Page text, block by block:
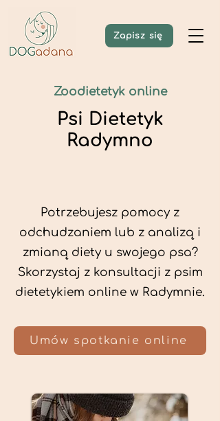
Zapisz się
Zoodietetyk online
Psi Dietetyk
Radymno
Potrzebujesz pomocy z
odchudzaniem lub z analizą i
zmianą diety u swojego psa?
Skorzystaj z konsultacji z psim
dietetykiem online w Radymnie.
Umów spotkanie online